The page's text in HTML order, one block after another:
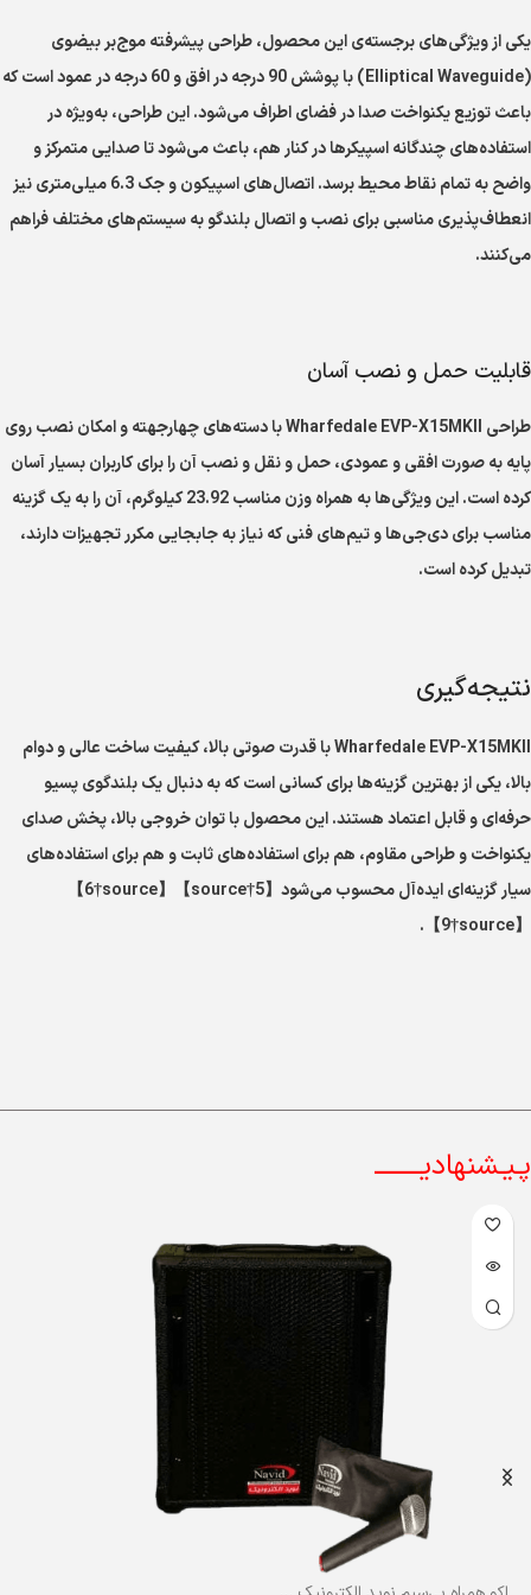
یکی از ویژگی‌های برجسته‌ی این محصول، طراحی پیشرفته موج‌بر بیضوی
(Elliptical Waveguide) با پوشش 90 درجه در افق و 60 درجه در عمود است که
باعث توزیع یکنواخت صدا در فضای اطراف می‌شود. این طراحی، به‌ویژه در
استفاده‌های چندگانه اسپیکرها در کنار هم، باعث می‌شود تا صدایی متمرکز و
واضح به تمام نقاط محیط برسد. اتصال‌های اسپیکون و جک 6.3 میلی‌متری نیز
انعطاف‌پذیری مناسبی برای نصب و اتصال بلندگو به سیستم‌های مختلف فراهم
می‌کنند.
قابلیت حمل و نصب آسان
طراحی Wharfedale EVP-X15MKII با دسته‌های چهارجهته و امکان نصب روی
پایه به صورت افقی و عمودی، حمل و نقل و نصب آن را برای کاربران بسیار آسان
کرده است. این ویژگی‌ها به همراه وزن مناسب 23.92 کیلوگرم، آن را به یک گزینه
مناسب برای دی‌جی‌ها و تیم‌های فنی که نیاز به جابجایی مکرر تجهیزات دارند،
تبدیل کرده است.
نتیجه‌گیری
Wharfedale EVP-X15MKII با قدرت صوتی بالا، کیفیت ساخت عالی و دوام
بالا، یکی از بهترین گزینه‌ها برای کسانی است که به دنبال یک بلندگوی پسیو
حرفه‌ای و قابل اعتماد هستند. این محصول با توان خروجی بالا، پخش صدای
یکنواخت و طراحی مقاوم، هم برای استفاده‌های ثابت و هم برای استفاده‌های
سیار گزینه‌ای ایده‌آل محسوب می‌شود【5†source】【6†source】
【9†source】.
پـیـشنهادیــــــــ